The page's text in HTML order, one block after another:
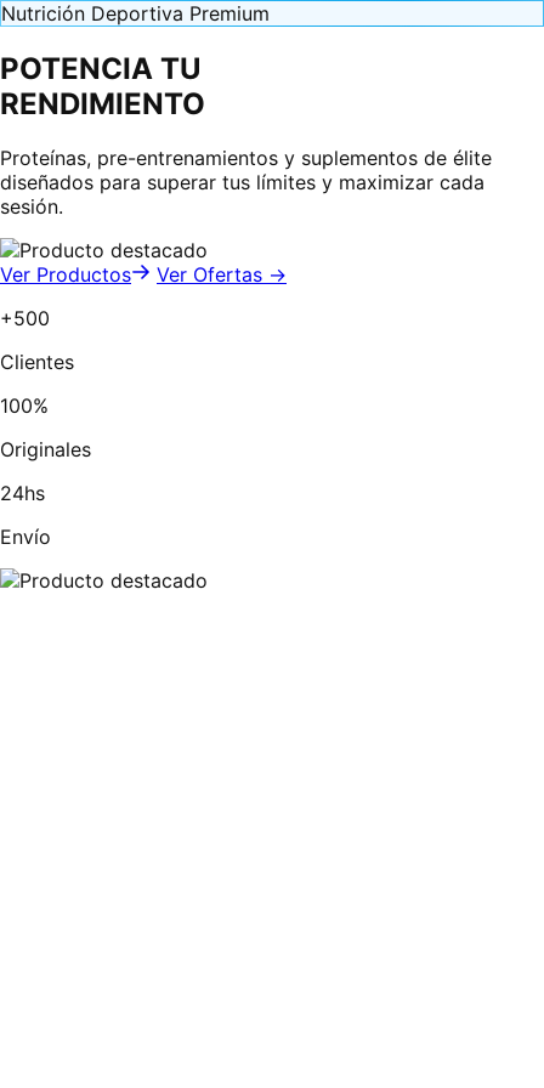
Nutrición Deportiva Premium
POTENCIA TU
RENDIMIENTO
Proteínas, pre-entrenamientos y suplementos de élite
diseñados para superar tus límites y maximizar cada
sesión.
Ver Productos
Ver Ofertas →
+500
Clientes
100%
Originales
24hs
Envío